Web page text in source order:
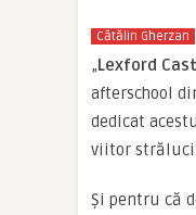
Cătălin Gherzan
„Lexford
afterschool
dedicat
viitor
Și pentru că